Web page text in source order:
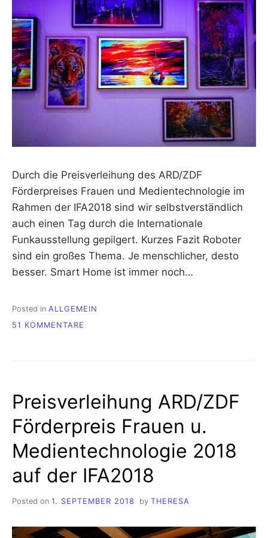
Durch die Preisverleihung des ARD/ZDF
Förderpreises Frauen und Medientechnologie im
Rahmen der IFA2018 sind wir selbstverständlich
auch einen Tag durch die Internationale
Funkausstellung gepilgert. Kurzes Fazit Roboter
sind ein großes Thema. Je menschlicher, desto
besser. Smart Home ist immer noch…
Posted in ALLGEMEIN
51 KOMMENTARE
Preisverleihung ARD/ZDF
Förderpreis Frauen u.
Medientechnologie 2018
auf der IFA2018
Posted on 1. SEPTEMBER 2018 by THERESA